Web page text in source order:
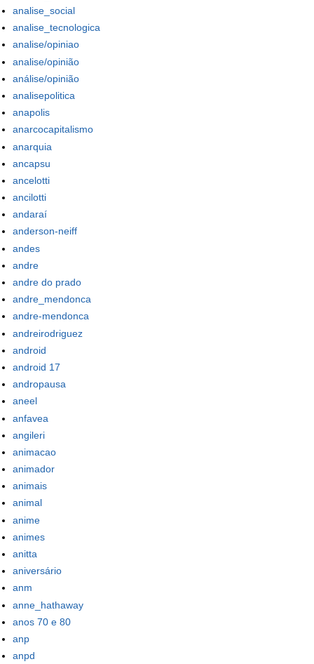
analise_social
analise_tecnologica
analise/opiniao
analise/opinião
análise/opinião
analisepolitica
anapolis
anarcocapitalismo
anarquia
ancapsu
ancelotti
ancilotti
andaraí
anderson-neiff
andes
andre
andre do prado
andre_mendonca
andre-mendonca
andreirodriguez
android
android 17
andropausa
aneel
anfavea
angileri
animacao
animador
animais
animal
anime
animes
anitta
aniversário
anm
anne_hathaway
anos 70 e 80
anp
anpd